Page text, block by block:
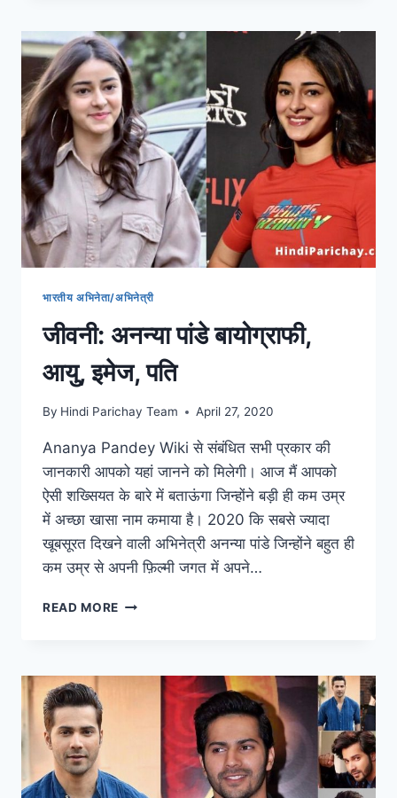
लेटेस्ट
न्यूज़,
पत्नी,
परिवार
भारतीय अभिनेता/अभिनेत्री
जीवनी: अनन्या पांडे बायोग्राफी,
आयु, इमेज, पति
By Hindi Parichay Team April 27, 2020
Ananya Pandey Wiki से संबंधित सभी प्रकार की
जानकारी आपको यहां जानने को मिलेगी। आज मैं आपको
ऐसी शख्सियत के बारे में बताऊंगा जिन्होंने बड़ी ही कम उम्र
में अच्छा खासा नाम कमाया है। 2020 कि सबसे ज्यादा
खूबसूरत दिखने वाली अभिनेत्री अनन्या पांडे जिन्होंने बहुत ही
कम उम्र से अपनी फ़िल्मी जगत में अपने…
READ MORE जीवनी:
आयु,